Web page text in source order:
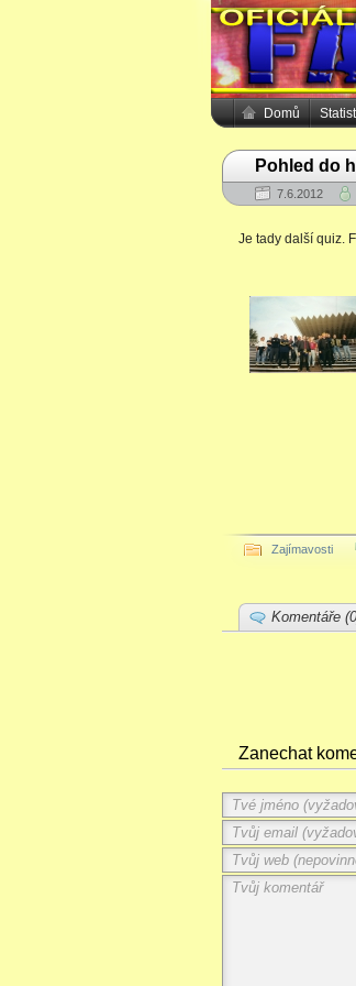
Domů
Pohled do
7.6.2012
Je tady další quiz.
Zajímavosti
Komentáře
Zanechat